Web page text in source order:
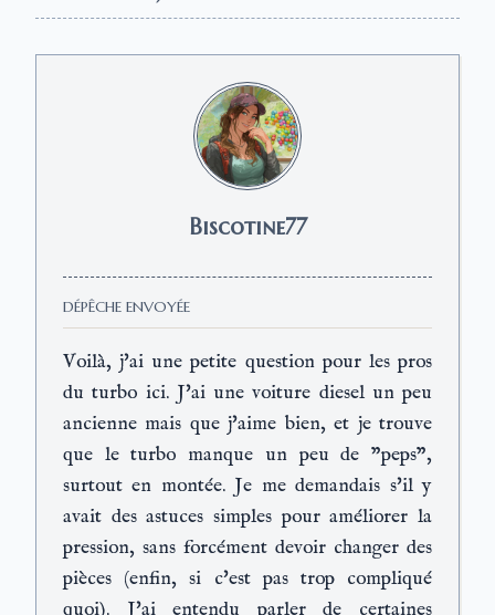
Biscotine77
DÉPÊCHE ENVOYÉE
Voilà, j'ai une petite question pour les pros
du turbo ici. J'ai une voiture diesel un peu
ancienne mais que j'aime bien, et je trouve
que le turbo manque un peu de "peps",
surtout en montée. Je me demandais s'il y
avait des astuces simples pour améliorer la
pression, sans forcément devoir changer des
pièces (enfin, si c'est pas trop compliqué
quoi). J'ai entendu parler de certaines